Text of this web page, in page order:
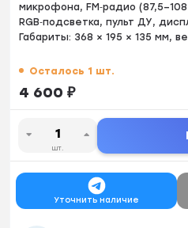
микрофона, FM‑радио
RGB‑подсветка, пульт ДУ,
Габариты: 368 × 195 × 135 мм,
Осталось 1 шт.
4 600 ₽
шт.
Уточнить наличие